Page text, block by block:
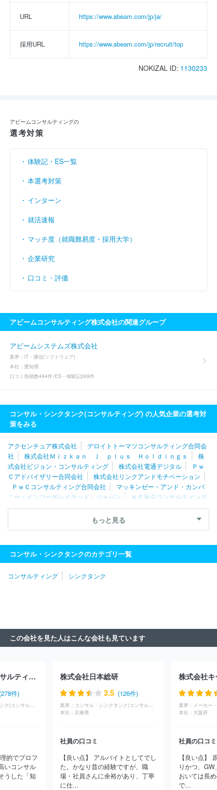
URL https://www.abeam.com/jp/ja/
採用URL https://www.abeam.com/jp/recruit/top
NOKIZAL ID: 1130233
アビームコンサルティングの
選考対策
体験記・ES一覧
本選考対策
インターン
就活速報
マッチ度（就職難易度・採用大学）
企業研究
口コミ・評価
アビームコンサルティング株式会社の関連グループ
アビームシステムズ株式会社
業界： IT・通信(ソフトウェア)
本社： 愛知県
口コミ投稿数494件 ES・体験記269件
コンサル・シンクタンク(コンサルティング) の人気企業の選考対
策をみる
アクセンチュア株式会社
デロイトトーマツコンサルティング合同会
社
株式会社Ｍｉｚｋａｎ Ｊ ｐｌｕｓ Ｈｏｌｄｉｎｇｓ
株
式会社ビジョン・コンサルティング
株式会社電通デジタル
Ｐｗ
Ｃアドバイザリー合同会社
株式会社リンクアンドモチベーション
ＰｗＣコンサルティング合同会社
マッキンゼー・アンド・カンパ
ニー・インコーポレイテッド・ジャパン
ＫＰＭＧコンサルティング
株式会社
株式会社船井総合研究所
ＥＹストラテジー・アンド・
ボストン・コンサルティング・グループ
合同会社
マツ
株式会社マネジメントソリューションズ
ＷＤＢエウレカ株
式会社
株式会社リブ・コンサルティング
ストホールディングス株式会社
サルタント
株式会社武蔵野 株式会社ＣＳ－Ｃ
株式会社ローラ
ンド・ベルガー
株式会社ロックフィールド
式会社ダイレクトマーケティンググループ
株式会社ＩＧＰＩグルー
ググループ株式会社
ＳＢＣメディカルグループ株式会社
株式会
社スタイル・エッジ
株式会社リオ・ホールディングス
株式会社
ライズ・コンサルティング・グループ
株式会社フリースタイルエン
ターテイメント
株式会社カトープレジャーグループ
株式会社久
もっと見る
コンサル・シンクタンクのカテゴリ一覧
コンサルティング シンクタンク
この会社を見た人はこんな会社も見ています
株式会社日立コンサルティング
件)
コンサル・シンクタンク(コンサルティング)
的でプロフ
いコンサル
うした「知
株式会社日本総研
3.5 (126件)
業界：
コンサル・シンクタンク(コンサルティング)
本社： 兵庫県
社員の口コミ
【良い点】 アルバイトとしてでし
た。かなり昔の経験ですが、職
場・社員さんに余裕があり、丁寧
に仕...
株式会社
業界：
本社： 大阪府
社員の口コミ
【良い点】
りかつ、
おいては長
で...